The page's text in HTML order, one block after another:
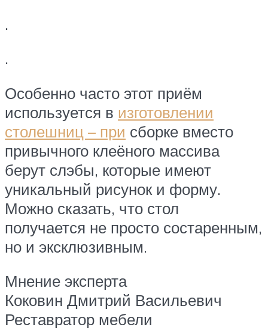
.
.
Особенно часто этот приём
используется в изготовлении
столешниц – при сборке вместо
привычного клеёного массива
берут слэбы, которые имеют
уникальный рисунок и форму.
Можно сказать, что стол
получается не просто состаренным,
но и эксклюзивным.
Мнение эксперта
Коковин Дмитрий Васильевич
Реставратор мебели